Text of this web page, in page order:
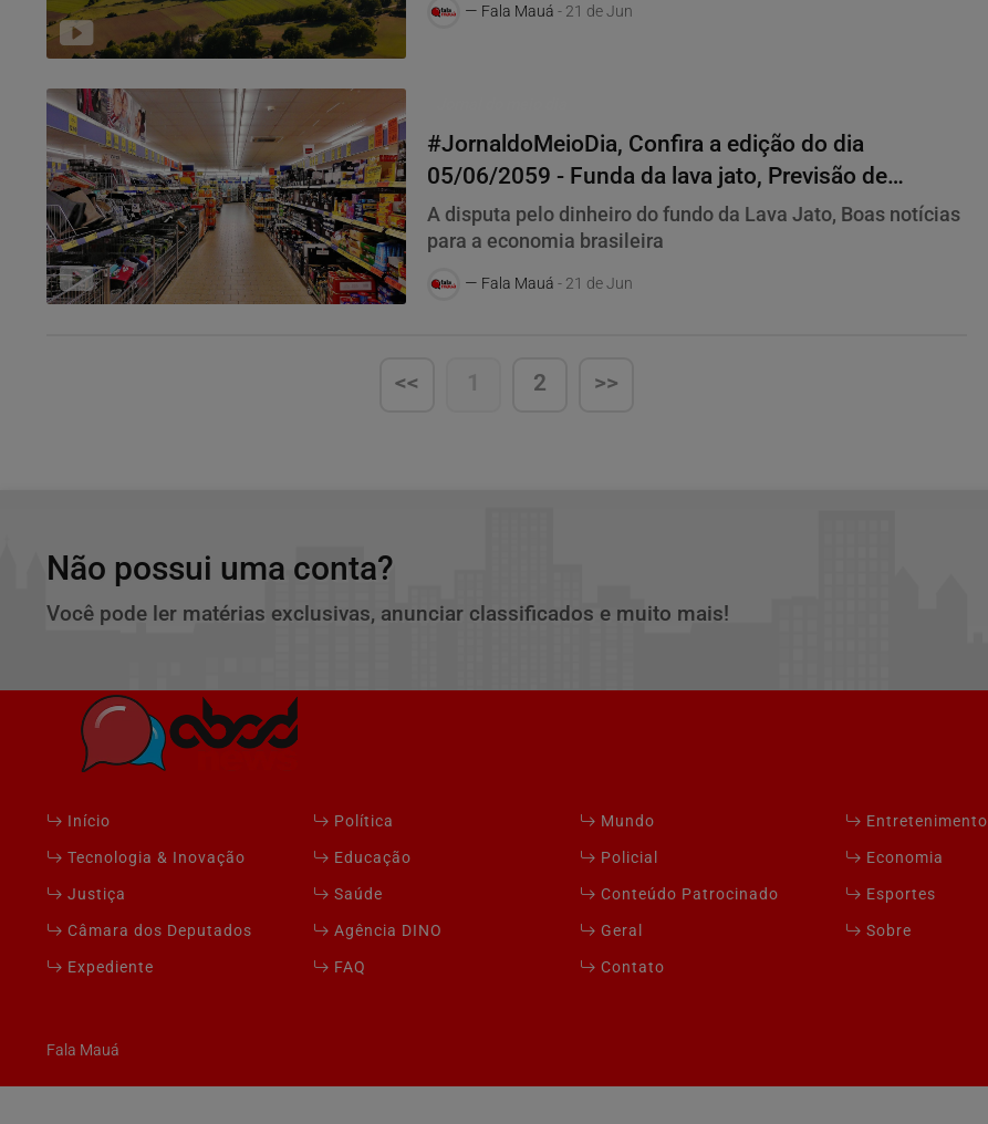
Fala Mauá - 21 de Jun
#JornaldoMeioDia, Confira a edição do dia
05/06/2059 - Funda da lava jato, Previsão de
crescimento da economia
A disputa pelo dinheiro do fundo da Lava Jato, Boas notícias
para a economia brasileira
Fala Mauá - 21 de Jun
<< 1 2 >>
Não possui uma conta?
Você pode ler matérias exclusivas, anunciar classificados e muito mais!
Início Política Mundo
Entretenimento
Tecnologia & Inovação
Educação Policial
Economia
Justiça
Saúde Conteúdo Patrocinado
Esportes
Câmara dos Deputados
Agência DINO Geral
Sobre
Expediente
FAQ Contato
Fala Mauá